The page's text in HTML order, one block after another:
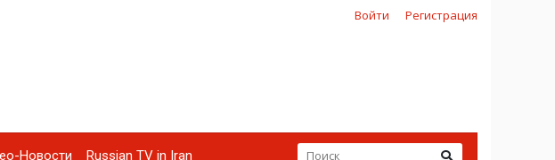
Войти Регистрация
Новости Russian TV in Iran